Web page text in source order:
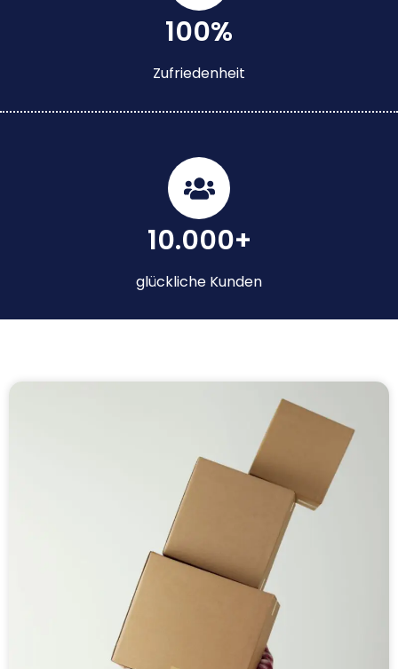
100%
Zufriedenheit
10.000+
glückliche Kunden